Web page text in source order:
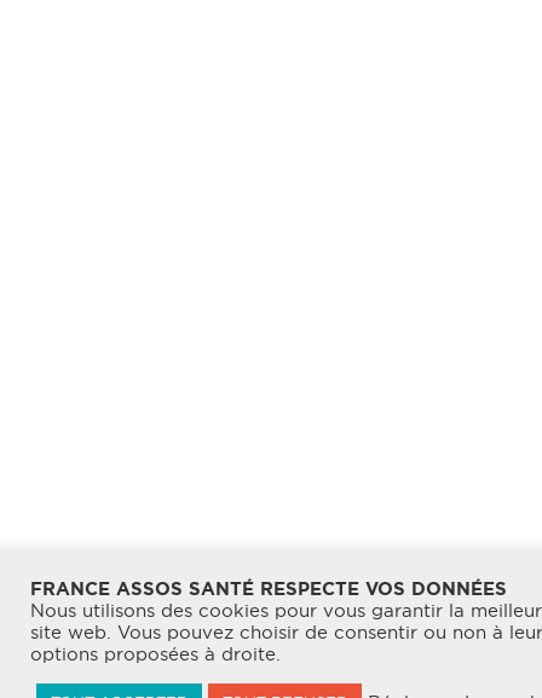
FRANCE ASSOS SANTÉ RESPECTE VOS DONNÉES
Nous utilisons des cookies pour vous garantir la
site web. Vous pouvez choisir de consentir ou non à
options proposées à droite.